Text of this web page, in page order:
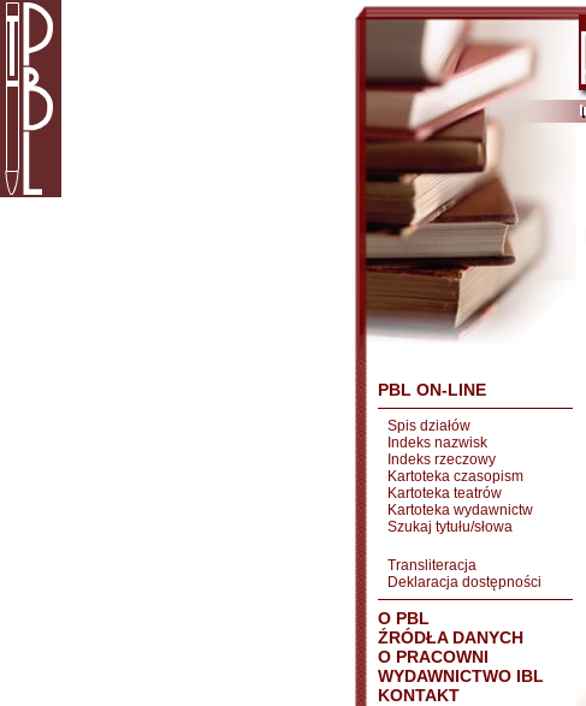
PBL ON-LINE
Spis działów
Indeks nazwisk
Indeks rzeczowy
Kartoteka czasopism
Kartoteka teatrów
Kartoteka wydawnictw
Szukaj tytułu/słowa
Transliteracja
Deklaracja dostępności
O PBL
ŹRÓDŁA DANYCH
O PRACOWNI
WYDAWNICTWO IBL
KONTAKT